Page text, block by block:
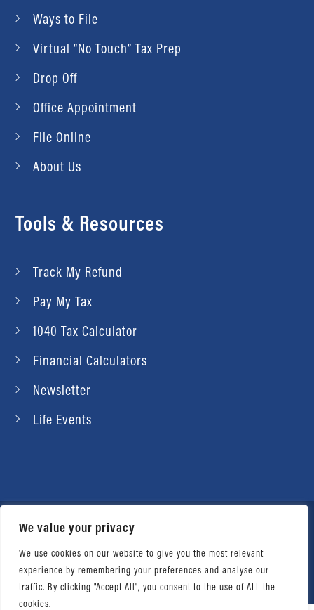
We value your privacy
We use cookies on our website to give you the most relevant
experience by remembering your preferences and analyse our
traffic. By clicking "Accept All", you consent to the use of ALL the
cookies.
Ways to File
Virtual “No Touch” Tax Prep
Drop Off
Office Appointment
File Online
About Us
Tools & Resources
Track My Refund
Pay My Tax
1040 Tax Calculator
Financial Calculators
Newsletter
Life Events
© 2026 Daniel Ahart Tax Service®. Most offices
independently owned and operated. |Terms of
Use| Privacy Notice